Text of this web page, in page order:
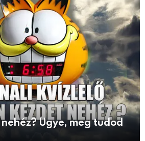
Ugye, meg tudod